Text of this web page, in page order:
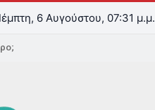
6 Αυγούστου, 07:31 μ.μ.